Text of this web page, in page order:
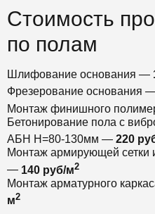
Стоимость
по полам
Шлифование основания —
Фрезерование основания
Монтаж финишного
Бетонирование пола с
АБН Н=80-130мм — 220
Монтаж армирующей сетки
— 140 руб/м2
Монтаж арматурного
м2